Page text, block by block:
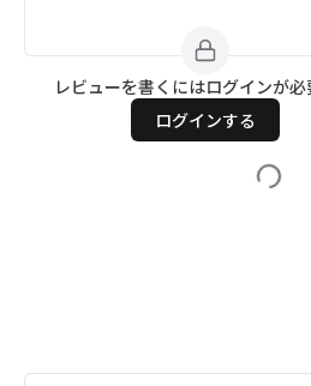
レビューを書くにはログインが必
ログインする